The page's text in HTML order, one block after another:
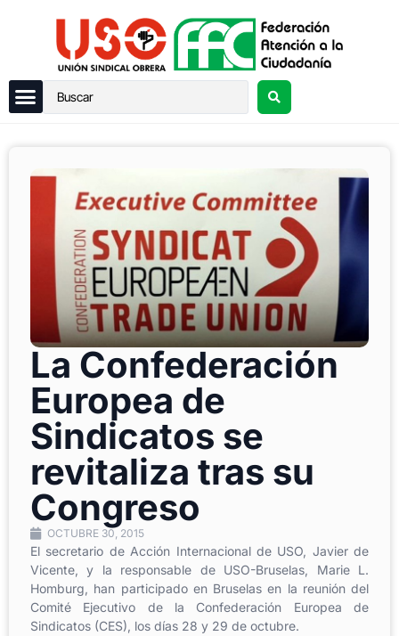
La Confederación
Europea de
Sindicatos se
revitaliza tras su
Congreso
OCTUBRE 30, 2015
El secretario de Acción Internacional de USO, Javier de
Vicente, y la responsable de USO-Bruselas, Marie L.
Homburg, han participado en Bruselas en la reunión del
Comité Ejecutivo de la Confederación Europea de
Sindicatos (CES), los días 28 y 29 de octubre.